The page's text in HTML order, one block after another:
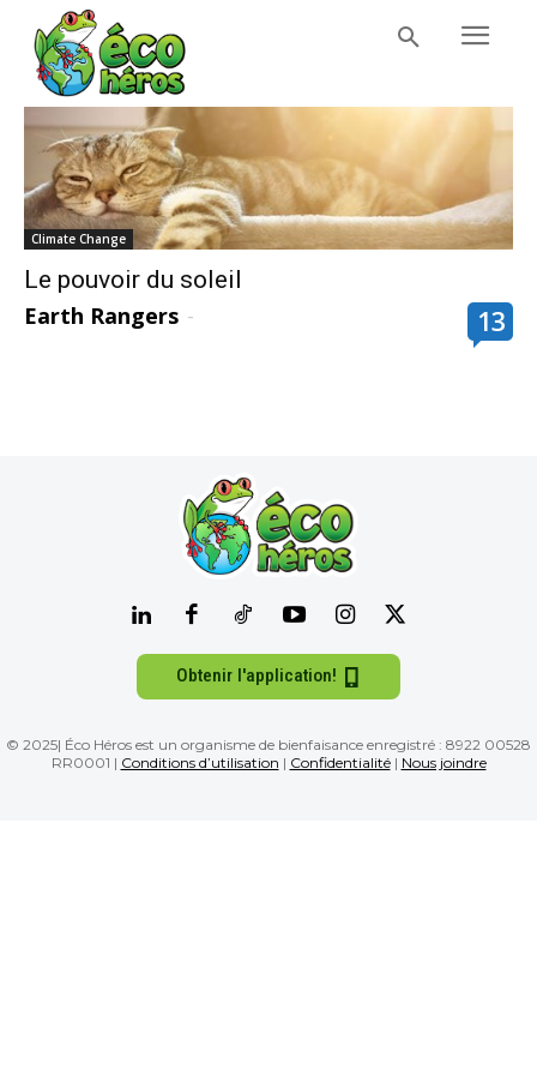
Climate Change
Le pouvoir du soleil
Earth Rangers - 13
Obtenir l'application!
© 2025| Éco Héros est un organisme de bienfaisance enregistré : 8922 00528
RR0001 | Conditions d’utilisation | Confidentialité| Nous joindre